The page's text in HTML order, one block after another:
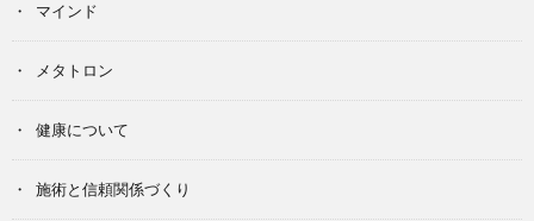
マインド
メタトロン
健康について
施術と信頼関係づくり